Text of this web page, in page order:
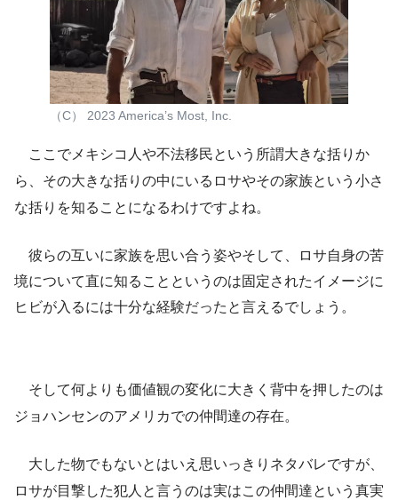
（C） 2023 America’s Most, Inc.
ここでメキシコ人や不法移民という所謂大きな括りか
ら、その大きな括りの中にいるロサやその家族という小さ
な括りを知ることになるわけですよね。
彼らの互いに家族を思い合う姿やそして、ロサ自身の苦
境について直に知ることというのは固定されたイメージに
ヒビが入るには十分な経験だったと言えるでしょう。
そして何よりも価値観の変化に大きく背中を押したのは
ジョハンセンのアメリカでの仲間達の存在。
大した物でもないとはいえ思いっきりネタバレですが、
ロサが目撃した犯人と言うのは実はこの仲間達という真実